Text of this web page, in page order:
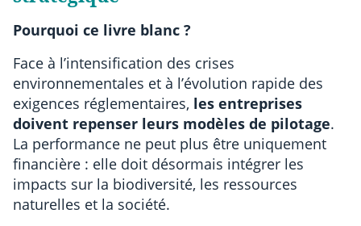
Pourquoi ce livre blanc ?
Face à l’intensification des crises
environnementales et à l’évolution rapide des
exigences réglementaires, les entreprises
doivent repenser leurs modèles de pilotage.
La performance ne peut plus être uniquement
financière : elle doit désormais intégrer les
impacts sur la biodiversité, les ressources
naturelles et la société.